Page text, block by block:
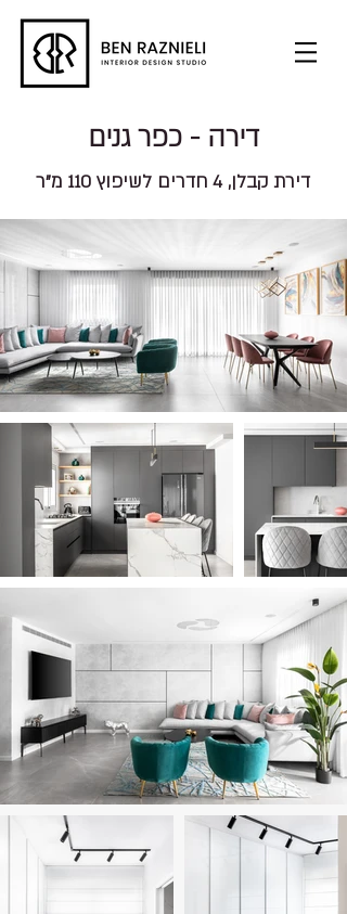
דירה - כפר גנים
דירת קבלן, 4 חדרים לשיפוץ 110 מ"ר